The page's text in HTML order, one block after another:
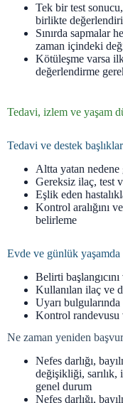
Tek bir test
birlikte
Sınırda sapmalar
zaman içindeki
Kötüleşme varsa
değerlendirme
Tedavi, izlem ve yaşam
Tedavi ve destek
Altta yatan
Gereksiz ilaç, test
Eşlik eden
Kontrol aralığını
belirleme
Evde ve günlük
Belirti
Kullanılan ilaç ve
Uyarı
Kontrol randevusu
Ne zaman yeniden
Nefes darlığı,
değişikliği, sarılık,
genel durum
Nefes darlığı,